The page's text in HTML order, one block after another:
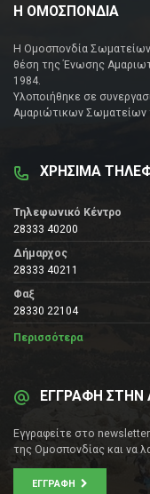
Η ΟΜΟΣΠΟΝΔΙΑ
Η Ομοσπονδία Σωματείων
θέση της Ένωσης
1984.
Υλοποιήθηκε σε
Αμαριώτικων Σωματείων
ΧΡΗΣΙΜΑ
Τηλεφωνικό Κέντρο
28333 40200
Δήμαρχος
28333 40211
Φαξ
28330 22104
Περισσότερα
ΕΓΓΡΑΦΗ ΣΤΗΝ
Εγγραφείτε στο
της Ομοσπονδίας και να
ΕΓΓΡΑΦΉ